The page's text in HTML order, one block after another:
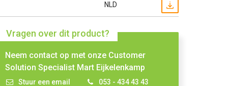
NLD
Vragen over dit product?
Neem contact op met onze Customer
Solution Specialist Mart Eijkelenkamp
Stuur een email 053 - 434 43 43